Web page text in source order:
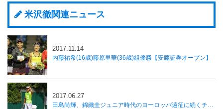
米沢徹関連ニュース
内藤祐希(16歳)藤原里華(36歳)組優勝【安藤証券オープン】
2017.11.14
田島尚輝、錦織圭ジュニア時代のヨーロッパ遠征に続くチャレンジ
2017.06.27